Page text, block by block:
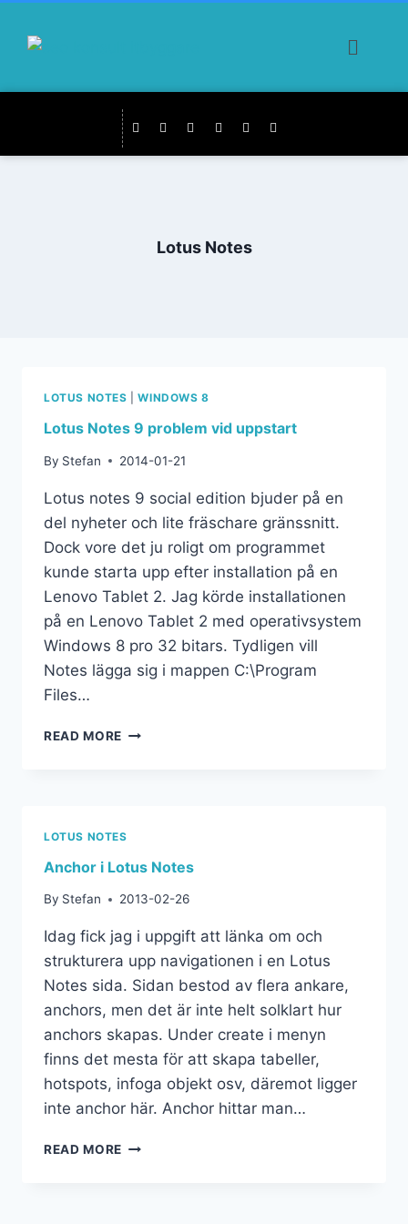
Lotus Notes
LOTUS NOTES |WINDOWS 8
Lotus Notes 9 problem vid uppstart
By Stefan 2014-01-21
Lotus notes 9 social edition bjuder på en
del nyheter och lite fräschare gränssnitt.
Dock vore det ju roligt om programmet
kunde starta upp efter installation på en
Lenovo Tablet 2. Jag körde installationen
på en Lenovo Tablet 2 med operativsystem
Windows 8 pro 32 bitars. Tydligen vill
Notes lägga sig i mappen C:\Program
Files…
READ MORE
LOTUS NOTES
Anchor i Lotus Notes
By Stefan 2013-02-26
Idag fick jag i uppgift att länka om och
strukturera upp navigationen i en Lotus
Notes sida. Sidan bestod av flera ankare,
anchors, men det är inte helt solklart hur
anchors skapas. Under create i menyn
finns det mesta för att skapa tabeller,
hotspots, infoga objekt osv, däremot ligger
inte anchor här. Anchor hittar man…
READ MORE